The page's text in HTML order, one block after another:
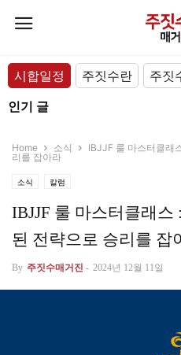
시합일정 주짓수란 주짓
인기 글
Home 소식
IBJJF 룰 마스터클래
리를 잡아라
소식 칼럼
IBJJF 룰 마스터클래
된 전략으로 승리를 잡
By 주짓수매거진 - 2024년 12월 11일